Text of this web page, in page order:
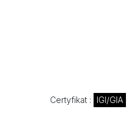
Certyfikat :
IGI/GIA